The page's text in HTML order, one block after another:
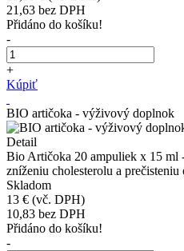
21,63 bez DPH
Přidáno do košíku!
-
+
Kúpiť
BIO artičoka - výživový doplnok
Detail
Bio Artičoka 20 ampuliek x 15
zníženiu cholesterolu a prečisteniu
Skladom
13 € (vč. DPH)
10,83 bez DPH
Přidáno do košíku!
-